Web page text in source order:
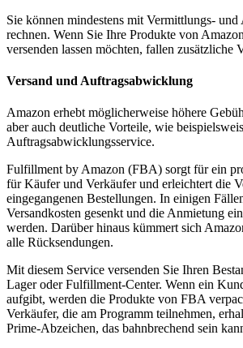
Sie können mindestens mit Vermittlungs- und
rechnen. Wenn Sie Ihre Produkte von
versenden lassen möchten, fallen zusätzliche
Versand und Auftragsabwicklung
Amazon erhebt möglicherweise höhere
aber auch deutliche Vorteile, wie
Auftragsabwicklungsservice.
Fulfillment by Amazon (FBA) sorgt für ein
für Käufer und Verkäufer und erleichtert die
eingegangenen Bestellungen. In einigen
Versandkosten gesenkt und die Anmietung
werden. Darüber hinaus kümmert sich
alle Rücksendungen.
Mit diesem Service versenden Sie Ihren
Lager oder Fulfillment-Center. Wenn ein
aufgibt, werden die Produkte von FBA
Verkäufer, die am Programm teilnehmen,
Prime-Abzeichen, das bahnbrechend sein